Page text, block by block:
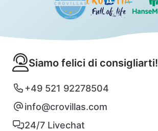
Siamo felici di consigliarti!
+49 521 92278504
info@crovillas.com
24/7 Livechat